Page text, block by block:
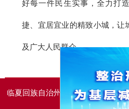
好每一件民生实事，全力打
捷、宜居宜业的精致小城，让
及广大人民群众。
临夏回族自治州人民政府办公室主
府信息中心